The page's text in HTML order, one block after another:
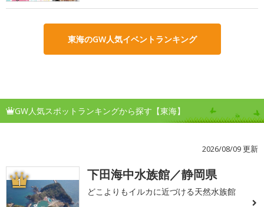
東海のGW人気イベントランキング
GW人気スポットランキングから探す【東海】
2026/08/09 更新
1 下田海中水族館／静岡県
どこよりもイルカに近づける天然水族館